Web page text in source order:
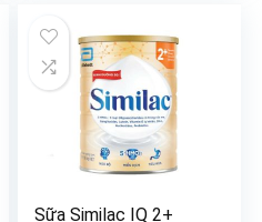
Sữa Similac IQ 2+